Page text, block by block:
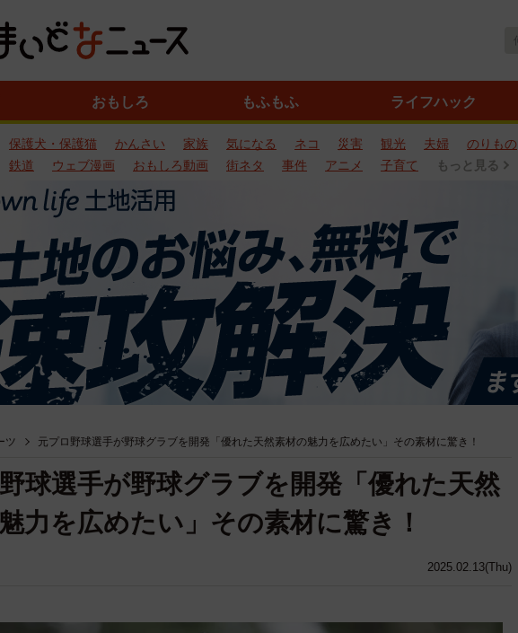
おもしろ もふもふ ライフハック
保護犬・保護猫 かんさい 家族 気になる ネコ 災害 観光 夫婦 のりもの
鉄道
ウェブ漫画 おもしろ動画 街ネタ 事件 アニメ 子育て もっと見る
ツ 元プロ野球選手が野球グラブを開発「優れた天然素材の魅力を広めたい」その素材に驚き！
2025.02.13(Thu)
球選手が野球グラブを開発「優れた天然
力を広めたい」その素材に驚き！